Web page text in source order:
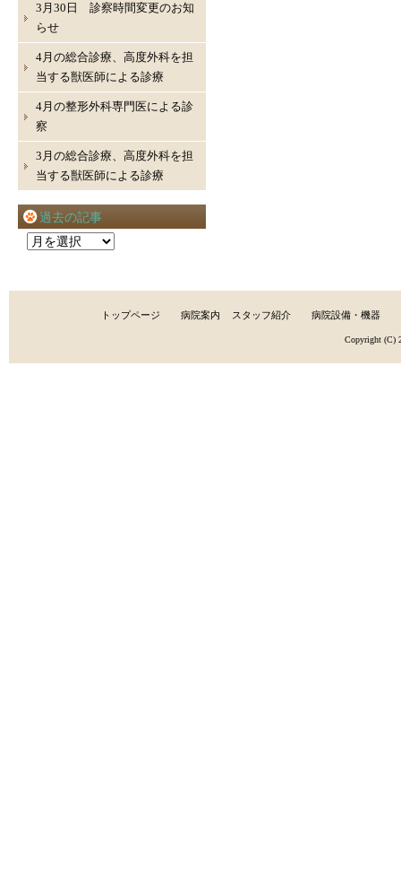
3月30日 診察時間変更のお知
らせ
4月の総合診療、高度外科を担
当する獣医師による診療
4月の整形外科専門医による診
察
3月の総合診療、高度外科を担
当する獣医師による診療
過去の記事
トップページ 病院案内 スタッフ紹介 病院設備・機器
Copyright (C)